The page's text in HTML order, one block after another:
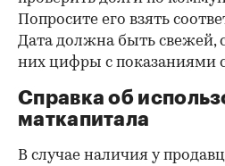
Попросите его взять
Дата должна быть свежей,
них цифры с показаниями
Справка об
маткапитала
В случае наличия у